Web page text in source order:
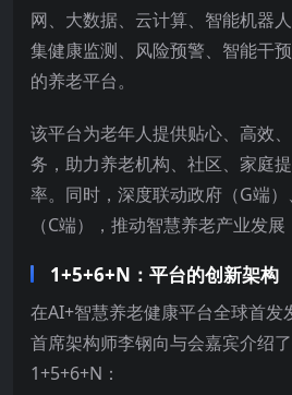
网、大数据、云计算、智能机器
集健康监测、风险预警、智能干
的养老平台。
该平台为老年人提供贴心、高效
务，助力养老机构、社区、家庭
率。同时，深度联动政府（G端
（C端），推动智慧养老产业发展
1+5+6+N：平台的创新架构
在AI+智慧养老健康平台全球首发
首席架构师李钢向与会嘉宾介绍
1+5+6+N：